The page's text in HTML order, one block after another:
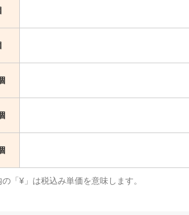
「¥」は税込み単価を意味します。